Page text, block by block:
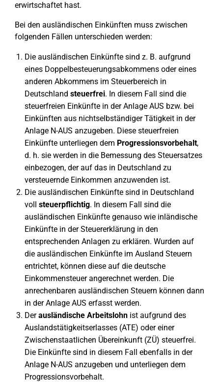
erwirtschaftet hast.
Bei den ausländischen Einkünften muss zwischen
folgenden Fällen unterschieden werden:
Die ausländischen Einkünfte sind z. B. aufgrund
eines Doppelbesteuerungsabkommens oder eines
anderen Abkommens im Steuerbereich in
Deutschland steuerfrei. In diesem Fall sind die
steuerfreien Einkünfte in der Anlage AUS bzw. bei
Einkünften aus nichtselbständiger Tätigkeit in der
Anlage N-AUS anzugeben. Diese steuerfreien
Einkünfte unterliegen dem Progressionsvorbehalt,
d. h. sie werden in die Bemessung des Steuersatzes
einbezogen, der auf das in Deutschland zu
versteuernde Einkommen anzuwenden ist.
Die ausländischen Einkünfte sind in Deutschland
voll steuerpflichtig. In diesem Fall sind die
ausländischen Einkünfte genauso wie inländische
Einkünfte in der Steuererklärung in den
entsprechenden Anlagen zu erklären. Wurden auf
die ausländischen Einkünfte im Ausland Steuern
entrichtet, können diese auf die deutsche
Einkommensteuer angerechnet werden. Die
anrechenbaren ausländischen Steuern können dann
in der Anlage AUS erfasst werden.
Derausländische Arbeitslohn ist aufgrund des
Auslandstätigkeitserlasses (ATE) oder einer
Zwischenstaatlichen Übereinkunft (ZÜ) steuerfrei.
Die Einkünfte sind in diesem Fall ebenfalls in der
Anlage N-AUS anzugeben und unterliegen dem
Progressionsvorbehalt.